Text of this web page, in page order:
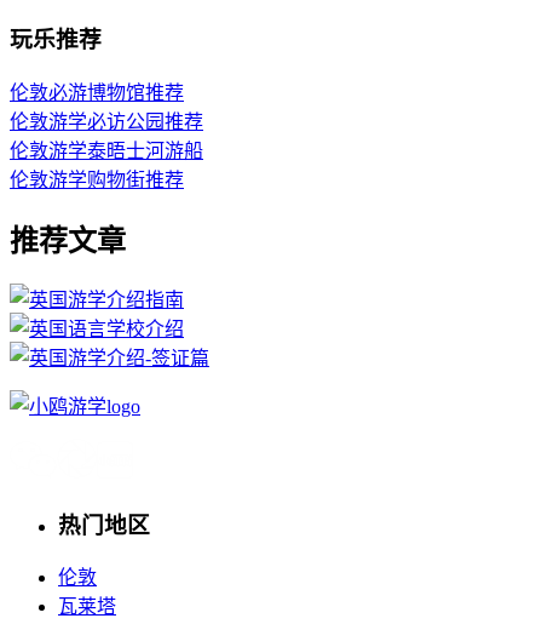
玩乐推荐
伦敦必游博物馆推荐
伦敦游学必访公园推荐
伦敦游学泰晤士河游船
伦敦游学购物街推荐
推荐文章
热门地区
伦敦
瓦莱塔